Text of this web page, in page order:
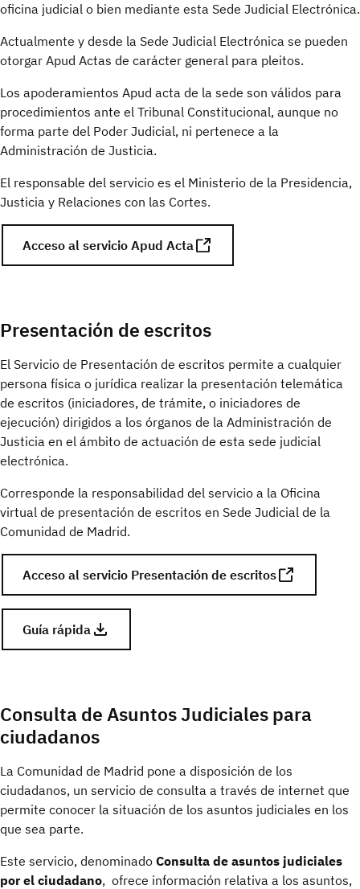
oficina judicial o bien mediante esta Sede Judicial Electrónica.
Actualmente y desde la Sede Judicial Electrónica se pueden
otorgar Apud Actas de carácter general para pleitos.
Los apoderamientos Apud acta de la sede son válidos para
procedimientos ante el Tribunal Constitucional, aunque no
forma parte del Poder Judicial, ni pertenece a la
Administración de Justicia.
El responsable del servicio es el Ministerio de la Presidencia,
Justicia y Relaciones con las Cortes.
Acceso al servicio Apud Acta
Presentación de escritos
El Servicio de Presentación de escritos permite a cualquier
persona física o jurídica realizar la presentación telemática
de escritos (iniciadores, de trámite, o iniciadores de
ejecución) dirigidos a los órganos de la Administración de
Justicia en el ámbito de actuación de esta sede judicial
electrónica.
Corresponde la responsabilidad del servicio a la Oficina
virtual de presentación de escritos en Sede Judicial de la
Comunidad de Madrid.
Acceso al servicio Presentación de escritos
Guía rápida
Consulta de Asuntos Judiciales para
ciudadanos
La Comunidad de Madrid pone a disposición de los
ciudadanos, un servicio de consulta a través de internet que
permite conocer la situación de los asuntos judiciales en los
que sea parte.
Este servicio, denominado Consulta de asuntos judiciales
por el ciudadano, ofrece información relativa a los asuntos,